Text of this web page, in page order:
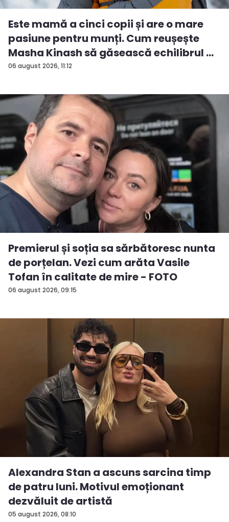
06 august 2026, 11:12
Este mamă a cinci copii și are o mare
pasiune pentru munți. Cum reușește
Masha Kinash să găsească echilibrul ...
06 august 2026, 09:15
Premierul și soția sa sărbătoresc nunta
de porțelan. Vezi cum arăta Vasile
Tofan în calitate de mire - FOTO
05 august 2026, 08:10
Alexandra Stan a ascuns sarcina timp
de patru luni. Motivul emoționant
dezvăluit de artistă